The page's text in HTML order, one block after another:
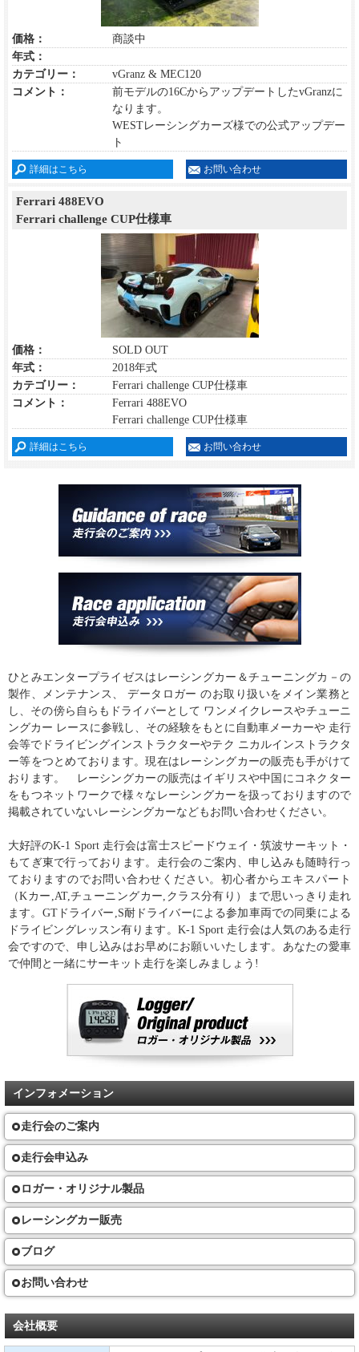
価格：
商談中
年式：
カテゴリー：
vGranz & MEC120
コメント：
前モデルの16CからアップデートしたvGranzに
なります。
WESTレーシングカーズ様での公式アップデー
ト
詳細はこちら お問い合わせ
Ferrari 488EVO
Ferrari challenge CUP仕様車
価格：
SOLD OUT
年式：
2018年式
カテゴリー：
Ferrari challenge CUP仕様車
コメント：
Ferrari 488EVO
Ferrari challenge CUP仕様車
詳細はこちら お問い合わせ
ひとみエンタープライゼスはレーシングカー＆チューニングカ－の
製作、メンテナンス、 データロガー のお取り扱いをメイン業務と
し、その傍ら自らもドライバーとして ワンメイクレースやチューニ
ングカー レースに参戦し、その経験をもとに自動車メーカーや 走行
会等でドライビングインストラクターやテク ニカルインストラクタ
ー等をつとめております。現在はレーシングカーの販売も手がけて
おります。 レーシングカーの販売はイギリスや中国にコネクター
をもつネットワークで様々なレーシングカーを扱っておりますので
掲載されていないレーシングカーなどもお問い合わせください。
大好評のK-1 Sport 走行会は富士スピードウェイ・筑波サーキット・
もてぎ東で行っております。走行会のご案内、申し込みも随時行っ
ておりますのでお問い合わせください。初心者からエキスパート
（Kカー,AT,チューニングカー,クラス分有り）まで思いっきり走れ
ます。GTドライバー,S耐ドライバーによる参加車両での同乗による
ドライビングレッスン有ります。K-1 Sport 走行会は人気のある走行
会ですので、申し込みはお早めにお願いいたします。あなたの愛車
で仲間と一緒にサーキット走行を楽しみましょう!
インフォメーション
走行会のご案内
走行会申込み
ロガー・オリジナル製品
レーシングカー販売
ブログ
お問い合わせ
会社概要